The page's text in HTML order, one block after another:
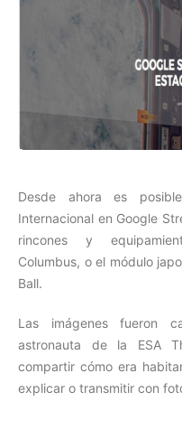
Desde ahora es
Internacional en Google
rincones y
Columbus, o el módulo
Ball.
Las imágenes fueron
astronauta de la ESA
compartir cómo era
explicar o transmitir con